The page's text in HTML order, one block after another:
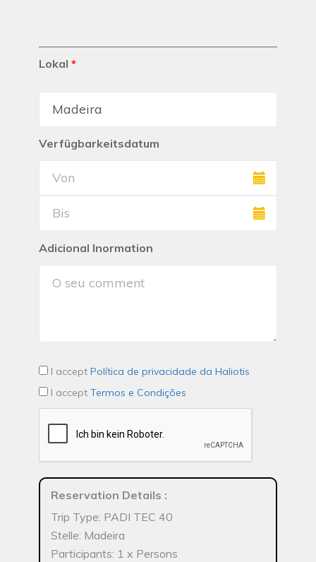
Lokal *
Verfügbarkeitsdatum
Adicional Inormation
I accept Política de privacidade da Haliotis
I accept Termos e Condições
Reservation Details :
Trip Type: PADI TEC 40
Stelle: Madeira
Participants: 1 x Persons